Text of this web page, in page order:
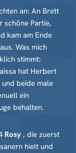
an: An Brett
schöne Partie,
kam am Ende
Was mich
stimmt:
hat Herbert
und beide male
ein
behalten.
Rosy , die zuerst
hielt und